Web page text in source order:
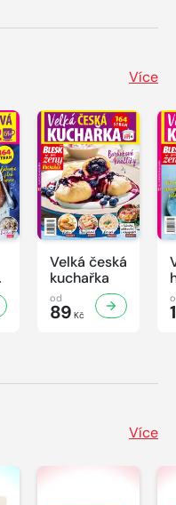
Více
Velká česká
kuchařka
od
89 Kč
Více